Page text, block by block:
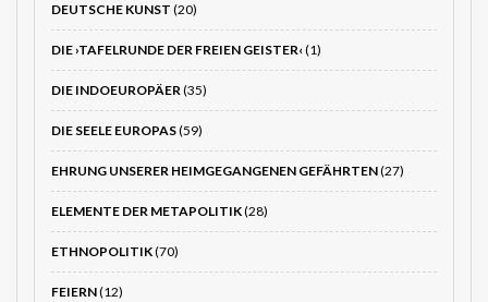
DEUTSCHE KUNST (20)
DIE ›TAFELRUNDE DER FREIEN GEISTER‹(1)
DIE INDOEUROPÄER(35)
DIE SEELE EUROPAS(59)
EHRUNG UNSERER HEIMGEGANGENEN GEFÄHRTEN(27)
ELEMENTE DER METAPOLITIK(28)
ETHNOPOLITIK(70)
FEIERN(12)